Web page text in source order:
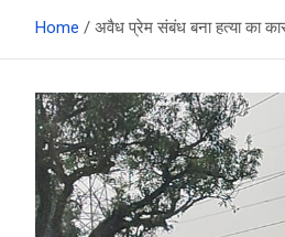
Home अवैध प्रेम संबंध बना हत्या का